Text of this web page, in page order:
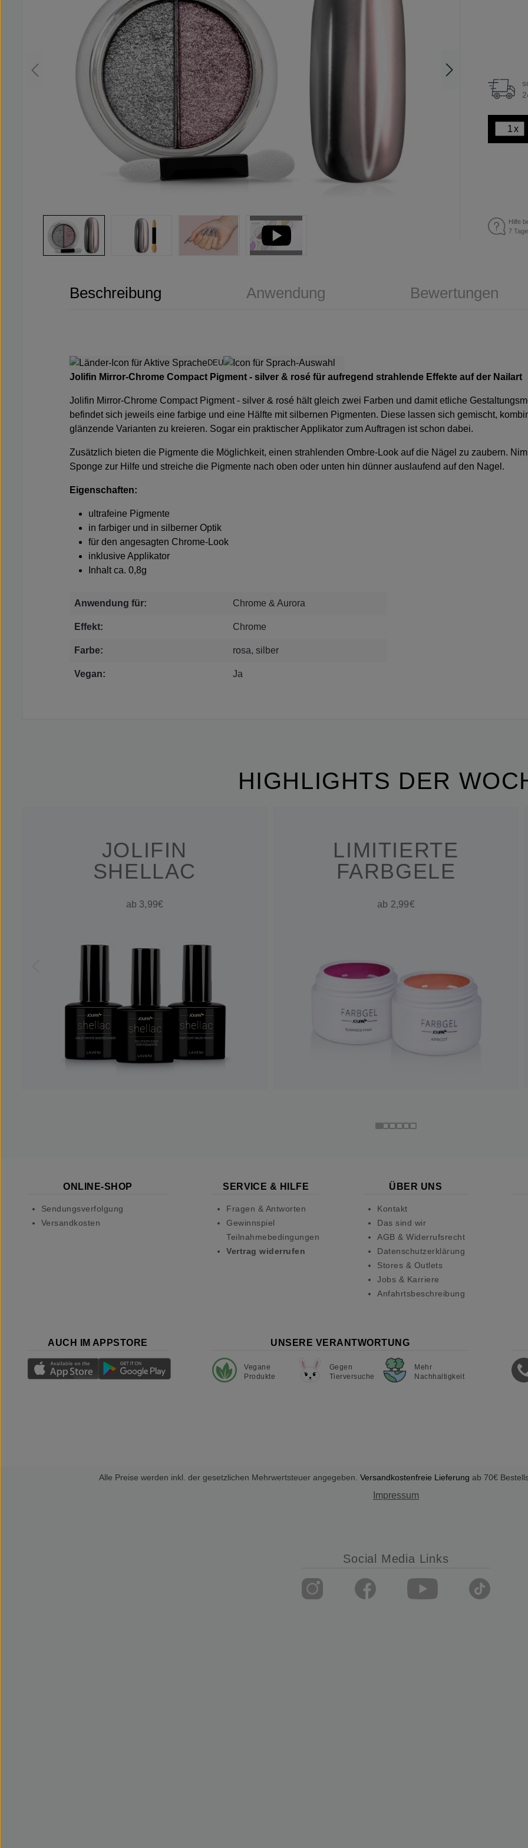
x
Hilfe
7
Beschreibung Anwendung Bewertungen
DEU
Jolifin Mirror-Chrome Compact Pigment - silver & rosé für aufregend strahlende Effekte auf der Nailart
Jolifin Mirror-Chrome Compact Pigment - silver & rosé hält gleich zwei Farben und damit etliche
befindet sich jeweils eine farbige und eine Hälfte mit silbernen Pigmenten. Diese lassen sich gemischt,
glänzende Varianten zu kreieren. Sogar ein praktischer Applikator zum Auftragen ist schon dabei.
Zusätzlich bieten die Pigmente die Möglichkeit, einen strahlenden Ombre-Look auf die Nägel zu zaubern.
Sponge zur Hilfe und streiche die Pigmente nach oben oder unten hin dünner auslaufend auf den Nagel.
Eigenschaften:
ultrafeine Pigmente
in farbiger und in silberner Optik
für den angesagten Chrome-Look
inklusive Applikator
Inhalt ca. 0,8g
Anwendung für: Chrome & Aurora
Effekt: Chrome
Farbe: rosa, silber
Vegan: Ja
HIGHLIGHTS DER
JOLIFIN
SHELLAC
ab 3,99€
LIMITIERTE
FARBGELE
ab 2,99€
ONLINE-SHOP
Sendungsverfolgung
Versandkosten
SERVICE & HILFE
Fragen & Antworten
Gewinnspiel
Teilnahmebedingungen
Vertrag widerrufen
ÜBER UNS
Kontakt
Das sind wir
AGB & Widerrufsrecht
Datenschutzerklärung
Stores & Outlets
Jobs & Karriere
Anfahrtsbeschreibung
AUCH IM APPSTORE UNSERE VERANTWORTUNG
Vegane
Produkte
Gegen
Tierversuche
Mehr
Nachhaltigkeit
Alle Preise werden inkl. der gesetzlichen Mehrwertsteuer angegeben. Versandkostenfreie Lieferung ab 70€
Impressum
Social Media Links